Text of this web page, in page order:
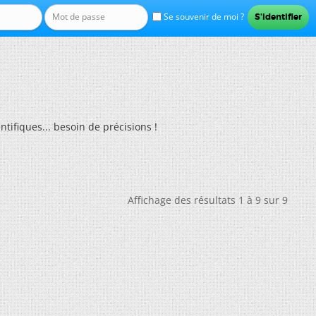
Se souvenir de moi ?
besoin de précisions !
Affichage des résultats 1 à 9 sur 9